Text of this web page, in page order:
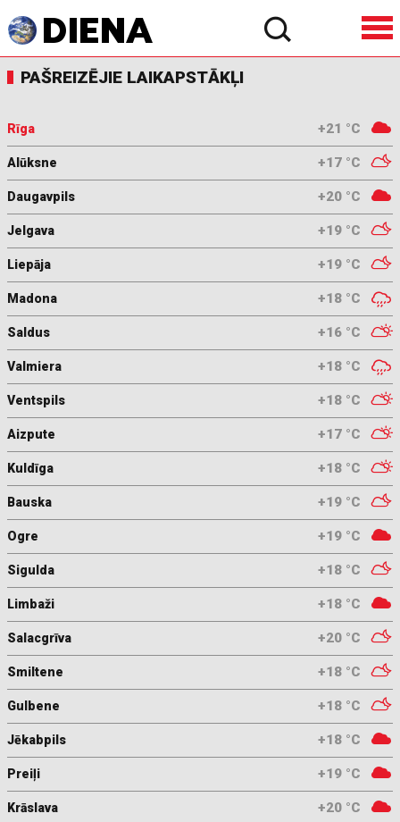
PAŠREIZĒJIE LAIKAPSTĀKĻI
+21 °C
Rīga
+17 °C
Alūksne
+20 °C
Daugavpils
+19 °C
Jelgava
+19 °C
Liepāja
+18 °C
Madona
+16 °C
Saldus
+18 °C
Valmiera
+18 °C
Ventspils
+17 °C
Aizpute
+18 °C
Kuldīga
+19 °C
Bauska
+19 °C
Ogre
+18 °C
Sigulda
+18 °C
Limbaži
+20 °C
Salacgrīva
+18 °C
Smiltene
+18 °C
Gulbene
+18 °C
Jēkabpils
+19 °C
Preiļi
+20 °C
Krāslava